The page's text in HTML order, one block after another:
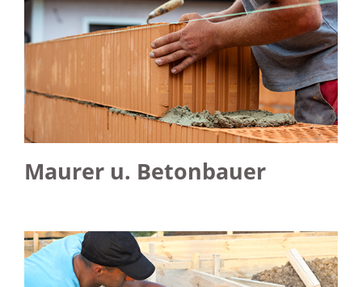
Maurer u. Betonbauer